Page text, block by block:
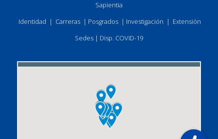
Sapientia
Identidad | Carreras | Posgrados | Investigación | Extensión
Sedes | Disp. COVID-19